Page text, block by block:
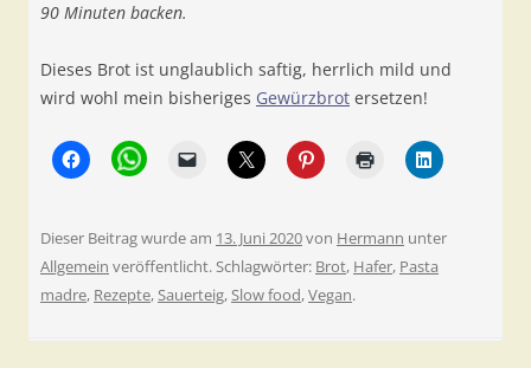
90 Minuten backen.
Dieses Brot ist unglaublich saftig, herrlich mild und
wird wohl mein bisheriges Gewürzbrot ersetzen!
Dieser Beitrag wurde am 13. Juni 2020von Hermann unter
Allgemein veröffentlicht. Schlagwörter: Brot, Hafer, Pasta
madre, Rezepte,Sauerteig,Slow food,Vegan.